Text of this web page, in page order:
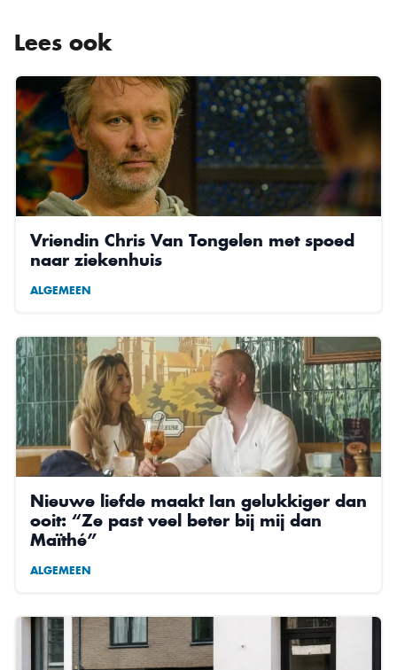
Lees ook
Vriendin Chris Van Tongelen met spoed
naar ziekenhuis
ALGEMEEN
Nieuwe liefde maakt Ian gelukkiger dan
ooit: “Ze past veel beter bij mij dan
Maïthé”
ALGEMEEN